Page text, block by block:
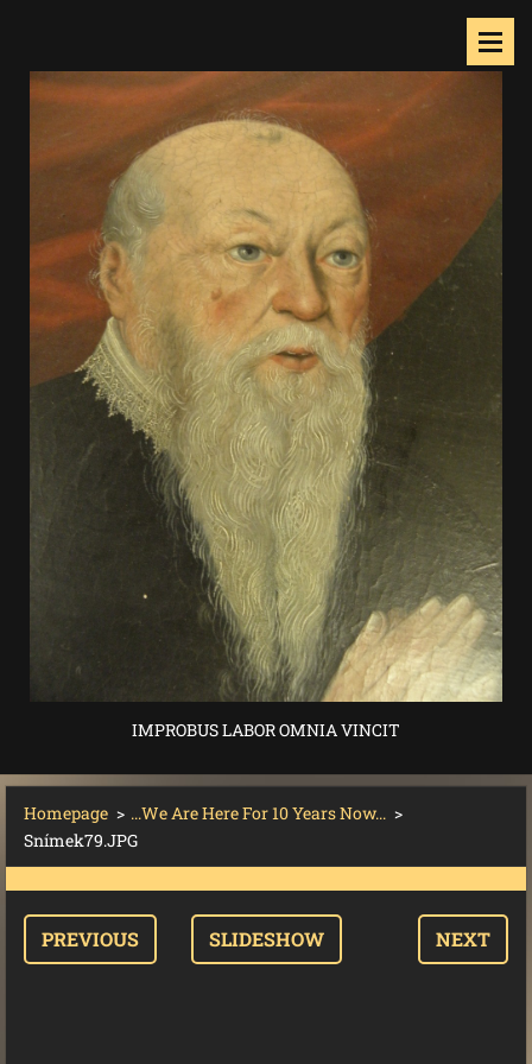
IMPROBUS LABOR OMNIA VINCIT
Homepage > ...We Are Here For 10 Years Now... >
Snímek79.JPG
PREVIOUS SLIDESHOW NEXT